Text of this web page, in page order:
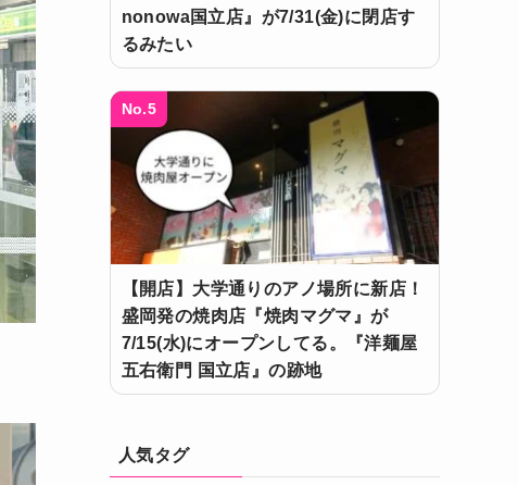
nonowa国立店』が7/31(金)に閉店す
るみたい
No.5
【開店】大学通りのアノ場所に新店！
盛岡発の焼肉店『焼肉マグマ』が
7/15(水)にオープンしてる。『洋麺屋
五右衛門 国立店』の跡地
人気タグ